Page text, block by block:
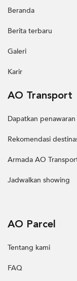
Beranda
Berita terbaru
Galeri
Karir
AO Transport
Dapatkan penawaran
Rekomendasi
Armada AO
Jadwalkan showing
AO Parcel
Tentang kami
FAQ